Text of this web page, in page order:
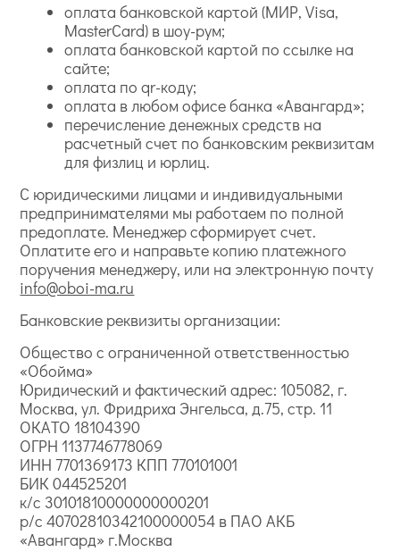
оплата банковской картой (МИР, Visa,
MasterCard) в шоу-рум;
оплата банковской картой по ссылке на
сайте;
оплата по qr-коду;
оплата в любом офисе банка «Авангард»;
перечисление денежных средств на
расчетный счет по банковским реквизитам
для физлиц и юрлиц.
С юридическими лицами и индивидуальными
предпринимателями мы работаем по полной
предоплате. Менеджер сформирует счет.
Оплатите его и направьте копию платежного
поручения менеджеру, или на электронную почту
info@oboi-ma.ru
Банковские реквизиты организации:
Общество с ограниченной ответственностью
«Обойма»
Юридический и фактический адрес: 105082, г.
Москва, ул. Фридриха Энгельса, д.75, стр. 11
ОКАТО 18104390
ОГРН 1137746778069
ИНН 7701369173 КПП 770101001
БИК 044525201
к/с 30101810000000000201
р/с 40702810342100000054 в ПАО АКБ
«Авангард» г.Москва